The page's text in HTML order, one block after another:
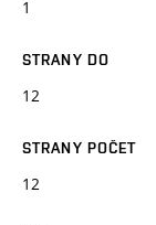
1
STRANY DO
12
STRANY POČET
12